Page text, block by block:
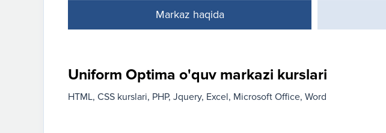
Markaz haqida
Uniform Optima o'quv markazi kurslari
HTML, CSS kurslari PHP Jquery Excel Microsoft Office Word